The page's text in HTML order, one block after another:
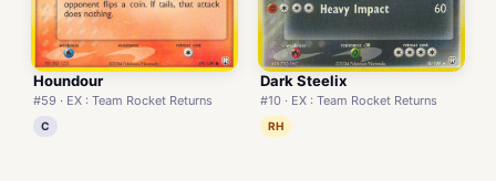
Houndour
#59 · EX : Team Rocket Returns
C
Dark Steelix
#10 · EX : Team Rocket Returns
RH